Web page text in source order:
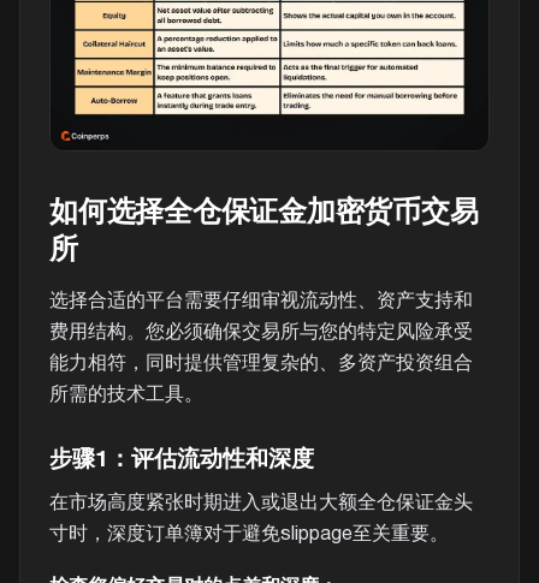
如何选择全仓保证金加密货币交易
所
选择合适的平台需要仔细审视流动性、资产支持和
费用结构。您必须确保交易所与您的特定风险承受
能力相符，同时提供管理复杂的、多资产投资组合
所需的技术工具。
步骤1：评估流动性和深度
在市场高度紧张时期进入或退出大额全仓保证金头
寸时，深度订单簿对于避免slippage至关重要。